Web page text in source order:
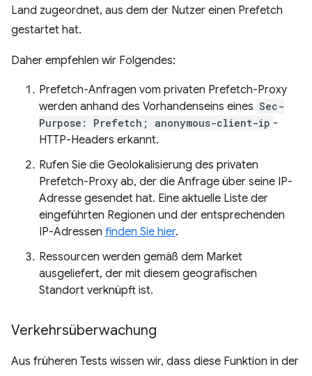
Land zugeordnet, aus dem der Nutzer einen Prefetch
gestartet hat.
Daher empfehlen wir Folgendes:
Prefetch-Anfragen vom privaten Prefetch-Proxy
werden anhand des Vorhandenseins eines Sec-
Purpose: Prefetch; anonymous-client-ip -
HTTP-Headers erkannt.
Rufen Sie die Geolokalisierung des privaten
Prefetch-Proxy ab, der die Anfrage über seine IP-
Adresse gesendet hat. Eine aktuelle Liste der
eingeführten Regionen und der entsprechenden
IP-Adressen finden Sie hier.
Ressourcen werden gemäß dem Market
ausgeliefert, der mit diesem geografischen
Standort verknüpft ist.
Verkehrsüberwachung
Aus früheren Tests wissen wir, dass diese Funktion in der